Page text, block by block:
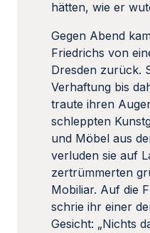
hätten, wie er
Gegen Abend
Friedrichs von
Dresden zurück.
Verhaftung bis
traute ihren
schleppten
und Möbel aus
verluden sie auf
zertrümmerten
Mobiliar. Auf die
schrie ihr einer
Gesicht: „Nichts